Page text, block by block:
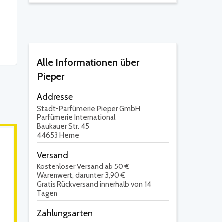
Alle Informationen über
Pieper
Addresse
Stadt-Parfümerie Pieper GmbH
Parfümerie International
Baukauer Str. 45
44653 Herne
Versand
Kostenloser Versand ab 50 €
Warenwert, darunter 3,90 €
Gratis Rückversand innerhalb von 14
Tagen
Zahlungsarten